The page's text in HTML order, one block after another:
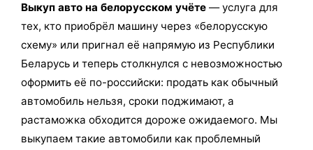
Выкуп авто на белорусском учёте — услуга для
тех, кто приобрёл машину через «белорусскую
схему» или пригнал её напрямую из Республики
Беларусь и теперь столкнулся с невозможностью
оформить её по-российски: продать как обычный
автомобиль нельзя, сроки поджимают, а
растаможка обходится дороже ожидаемого. Мы
выкупаем такие автомобили как проблемный